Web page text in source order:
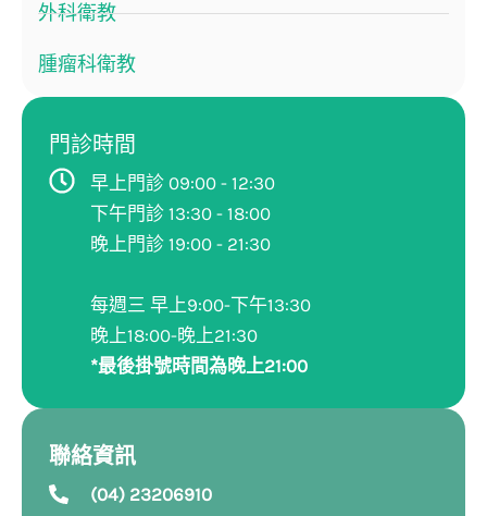
外科衛教
腫瘤科衛教
門診時間
早上門診 09:00 - 12:30
下午門診 13:30 - 18:00
晚上門診 19:00 - 21:30
每週三 早上9:00-下午13:30
晚上18:00-晚上21:30
*最後掛號時間為晚上21:00
聯絡資訊
(04) 23206910